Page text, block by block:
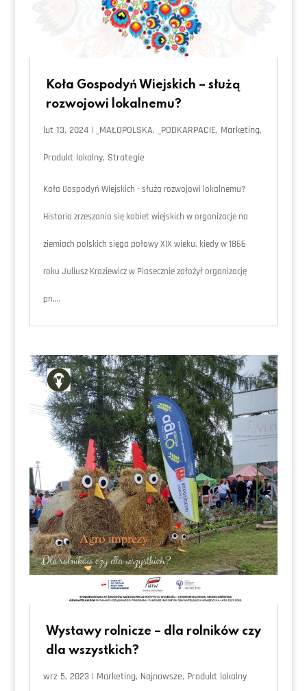
Koła Gospodyń Wiejskich – służą
rozwojowi lokalnemu?
lut 13, 2024| _MAŁOPOLSKA, _PODKARPACIE, Marketing,
Produkt lokalny, Strategie
Koła Gospodyń Wiejskich - służą rozwojowi lokalnemu?
Historia zrzeszania się kobiet wiejskich w organizacje na
ziemiach polskich sięga połowy XIX wieku, kiedy w 1866
roku Juliusz Kraziewicz w Piasecznie założył organizację
pn....
Wystawy rolnicze – dla rolników czy
dla wszystkich?
wrz 5, 2023 | Marketing, Najnowsze, Produkt lokalny